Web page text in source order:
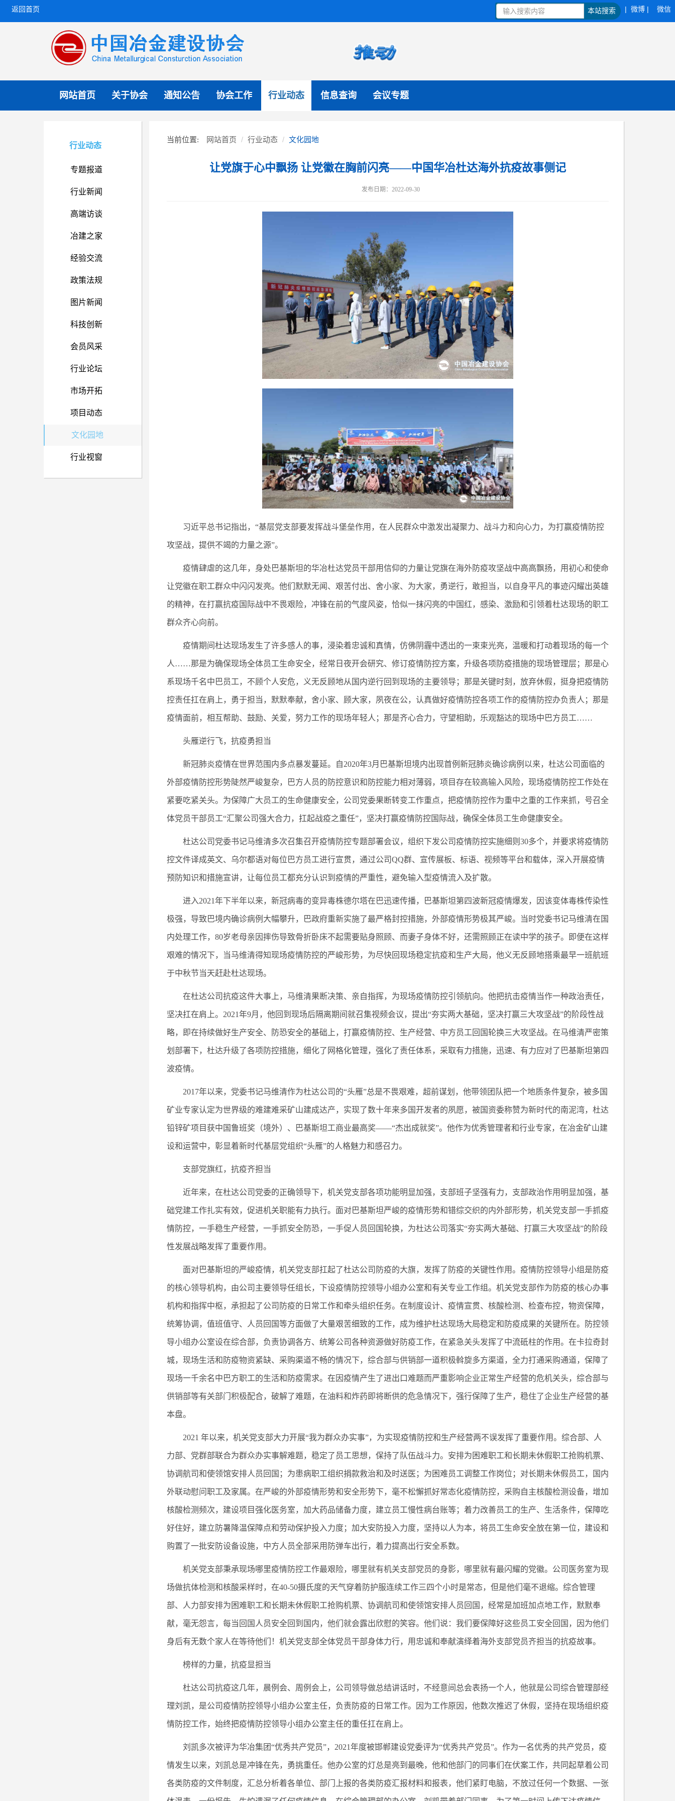
返回首页 本站搜索 | 微博 | 微信
网站首页 关于协会 通知公告 协会工作 行业动态 信息查询 会议专题
行业动态
专题报道
行业新闻
高端访谈
冶建之家
经验交流
政策法规
图片新闻
科技创新
会员风采
行业论坛
市场开拓
项目动态
文化园地
行业视窗
当前位置: 网站首页 行业动态 文化园地
让党旗于心中飘扬 让党徽在胸前闪亮——中国华冶杜达海外抗疫故事侧记
发布日期：2022-09-30
习近平总书记指出，“基层党支部要发挥战斗堡垒作用，在人民群众中激发出凝聚力、战斗力和向心力，为打赢疫情防控
攻坚战，提供不竭的力量之源”。
疫情肆虐的这几年，身处巴基斯坦的华冶杜达党员干部用信仰的力量让党旗在海外防疫攻坚战中高高飘扬，用初心和使命
让党徽在职工群众中闪闪发亮。他们默默无闻、艰苦付出、舍小家、为大家，勇逆行，敢担当，以自身平凡的事迹闪耀出英雄
的精神，在打赢抗疫国际战中不畏艰险，冲锋在前的气度风姿，恰似一抹闪亮的中国红，感染、激励和引领着杜达现场的职工
群众齐心向前。
疫情期间杜达现场发生了许多感人的事，浸染着忠诚和真情，仿佛阴霾中透出的一束束光亮，温暖和打动着现场的每一个
人……那是为确保现场全体员工生命安全，经常日夜开会研究、修订疫情防控方案，升级各项防疫措施的现场管理层；那是心
系现场千名中巴员工，不顾个人安危，义无反顾地从国内逆行回到现场的主要领导；那是关键时刻，放弃休假，挺身把疫情防
控责任扛在肩上，勇于担当，默默奉献，舍小家、顾大家，夙夜在公，认真做好疫情防控各项工作的疫情防控办负责人；那是
疫情面前，相互帮助、鼓励、关爱，努力工作的现场年轻人；那是齐心合力，守望相助，乐观豁达的现场中巴方员工……
头雁逆行飞，抗疫勇担当
新冠肺炎疫情在世界范围内多点暴发蔓延。自2020年3月巴基斯坦境内出现首例新冠肺炎确诊病例以来，杜达公司面临的
外部疫情防控形势陡然严峻复杂，巴方人员的防控意识和防控能力相对薄弱，项目存在较高输入风险，现场疫情防控工作处在
紧要吃紧关头。为保障广大员工的生命健康安全，公司党委果断转变工作重点，把疫情防控作为重中之重的工作来抓，号召全
体党员干部员工“汇聚公司强大合力，扛起战疫之重任”，坚决打赢疫情防控国际战，确保全体员工生命健康安全。
杜达公司党委书记马维清多次召集召开疫情防控专题部署会议，组织下发公司疫情防控实施细则30多个，并要求将疫情防
控文件译成英文、乌尔都语对每位巴方员工进行宣贯，通过公司QQ群、宣传展板、标语、视频等平台和载体，深入开展疫情
预防知识和措施宣讲，让每位员工都充分认识到疫情的严重性，避免输入型疫情流入及扩散。
进入2021年下半年以来，新冠病毒的变异毒株德尔塔在巴迅速传播，巴基斯坦第四波新冠疫情爆发，因该变体毒株传染性
极强，导致巴境内确诊病例大幅攀升，巴政府重新实施了最严格封控措施，外部疫情形势极其严峻。当时党委书记马维清在国
内处理工作，80岁老母亲因摔伤导致骨折卧床不起需要贴身照顾、而妻子身体不好，还需照顾正在读中学的孩子。即便在这样
艰难的情况下，当马维清得知现场疫情防控的严峻形势，为尽快回现场稳定抗疫和生产大局，他义无反顾地搭乘最早一班航班
于中秋节当天赶赴杜达现场。
在杜达公司抗疫这件大事上，马维清果断决策、亲自指挥，为现场疫情防控引领航向。他把抗击疫情当作一种政治责任，
坚决扛在肩上。2021年9月，他回到现场后隔离期间就召集视频会议，提出“夯实两大基础，坚决打赢三大攻坚战”的阶段性战
略，即在持续做好生产安全、防恐安全的基础上，打赢疫情防控、生产经营、中方员工回国轮换三大攻坚战。在马维清严密策
划部署下，杜达升级了各项防控措施，细化了网格化管理，强化了责任体系，采取有力措施，迅速、有力应对了巴基斯坦第四
波疫情。
2017年以来，党委书记马维清作为杜达公司的“头雁”总是不畏艰难，超前谋划，他带领团队把一个地质条件复杂，被多国
矿业专家认定为世界级的难建难采矿山建成达产，实现了数十年来多国开发者的夙愿，被国资委称赞为新时代的南泥湾，杜达
铅锌矿项目获中国鲁班奖（境外）、巴基斯坦工商业最高奖——“杰出成就奖”。他作为优秀管理者和行业专家，在冶金矿山建
设和运营中，彰显着新时代基层党组织“头雁”的人格魅力和感召力。
支部党旗红，抗疫齐担当
近年来，在杜达公司党委的正确领导下，机关党支部各项功能明显加强，支部班子坚强有力，支部政治作用明显加强，基
础党建工作扎实有效，促进机关职能有力执行。面对巴基斯坦严峻的疫情形势和错综交织的内外部形势，机关党支部一手抓疫
情防控，一手稳生产经营，一手抓安全防恐，一手促人员回国轮换，为杜达公司落实“夯实两大基础、打赢三大攻坚战”的阶段
性发展战略发挥了重要作用。
面对巴基斯坦的严峻疫情，机关党支部扛起了杜达公司防疫的大旗，发挥了防疫的关键性作用。疫情防控领导小组是防疫
的核心领导机构，由公司主要领导任组长，下设疫情防控领导小组办公室和有关专业工作组。机关党支部作为防疫的核心办事
机构和指挥中枢，承担起了公司防疫的日常工作和牵头组织任务。在制度设计、疫情宣贯、核酸检测、检查布控，物资保障，
统筹协调，值班值守、人员回国等方面做了大量艰苦细致的工作，成为维护杜达现场大局稳定和防疫成果的关键所在。防控领
导小组办公室设在综合部，负责协调各方、统筹公司各种资源做好防疫工作，在紧急关头发挥了中流砥柱的作用。在卡拉奇封
城，现场生活和防疫物资紧缺、采购渠道不畅的情况下，综合部与供销部一道积极斡旋多方渠道，全力打通采购通道，保障了
现场一千余名中巴方职工的生活和防疫需求。在因疫情产生了进出口难题而严重影响企业正常生产经营的危机关头，综合部与
供销部等有关部门积极配合，破解了难题，在油料和炸药即将断供的危急情况下，强行保障了生产，稳住了企业生产经营的基
本盘。
2021 年以来，机关党支部大力开展“我为群众办实事”，为实现疫情防控和生产经营两不误发挥了重要作用。综合部、人
力部、党群部联合为群众办实事解难题，稳定了员工思想，保持了队伍战斗力。安排为困难职工和长期未休假职工抢购机票、
协调航司和使领馆安排人员回国；为患病职工组织捐款救治和及时送医；为困难员工调整工作岗位；对长期未休假员工，国内
外联动慰问职工及家属。在严峻的外部疫情形势和安全形势下，毫不松懈抓好常态化疫情防控，采购自主核酸检测设备，增加
核酸检测频次，建设项目强化医务室，加大药品储备力度，建立员工慢性病台账等；着力改善员工的生产、生活条件，保障吃
好住好，建立防暑降温保障点和劳动保护投入力度；加大安防投入力度，坚持以人为本，将员工生命安全放在第一位，建设和
购置了一批安防设备设施，中方人员全部采用防弹车出行，着力提高出行安全系数。
机关党支部秉承现场哪里疫情防控工作最艰险，哪里就有机关支部党员的身影，哪里就有最闪耀的党徽。公司医务室为现
场做抗体检测和核酸采样时，在40-50摄氏度的天气穿着防护服连续工作三四个小时是常态，但是他们毫不退缩。综合管理
部、人力部安排为困难职工和长期未休假职工抢购机票、协调航司和使领馆安排人员回国，经常是加班加点地工作，默默奉
献，毫无怨言，每当回国人员安全回到国内，他们就会露出欣慰的笑容。他们说：我们要保障好这些员工安全回国，因为他们
身后有无数个家人在等待他们！机关党支部全体党员干部身体力行，用忠诚和奉献演绎着海外支部党员齐担当的抗疫故事。
榜样的力量，抗疫显担当
杜达公司抗疫这几年，晨例会、周例会上，公司领导做总结讲话时，不经意间总会表扬一个人，他就是公司综合管理部经
理刘凯，是公司疫情防控领导小组办公室主任，负责防疫的日常工作。因为工作原因，他数次推迟了休假，坚持在现场组织疫
情防控工作，始终把疫情防控领导小组办公室主任的重任扛在肩上。
刘凯多次被评为华冶集团“优秀共产党员”，2021年度被邯郸建设党委评为“优秀共产党员”。作为一名优秀的共产党员，疫
情发生以来，刘凯总是冲锋在先，勇挑重任。他办公室的灯总是亮到最晚，他和他部门的同事们在伏案工作，共同起草着公司
各类防疫的文件制度，汇总分析着各单位、部门上报的各类防疫汇报材料和报表，他们紧盯电脑，不放过任何一个数据、一张